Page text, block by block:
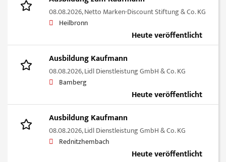
08.08.2026,Netto Marken-Discount Stiftung & Co. KG
Heilbronn
Heute veröffentlicht
Ausbildung Kaufmann
08.08.2026,Lidl Dienstleistung GmbH & Co. KG
Bamberg
Heute veröffentlicht
Ausbildung Kaufmann
08.08.2026,Lidl Dienstleistung GmbH & Co. KG
Rednitzhembach
Heute veröffentlicht